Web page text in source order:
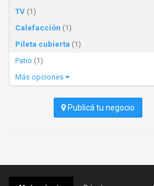
TV (1)
Calefacción (1)
Pileta cubierta (1)
Patio (1)
Más opciones
Publicá tu negocio